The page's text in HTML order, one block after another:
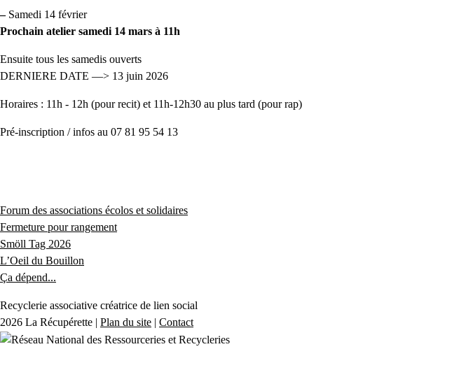
–Samedi 14 février
Prochain atelier samedi 14 mars à 11h
Ensuite tous les samedis ouverts
DERNIERE DATE —> 13 juin 2026
Horaires : 11h - 12h (pour recit) et 11h-12h30 au plus tard (pour rap)
Pré-inscription / infos au 07 81 95 54 13
Forum des associations écolos et solidaires
Fermeture pour rangement
Smöll Tag 2026
L’Oeil du Bouillon
Ça dépend...
Recyclerie associative créatrice de lien social
2026 La Récupérette | Plan du site | Contact